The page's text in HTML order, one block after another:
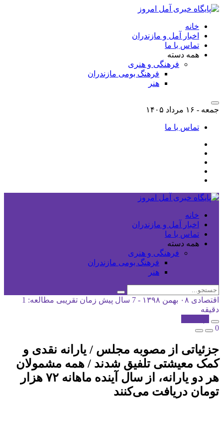
خانه
اخبار آمل و مازندران
تماس با ما
همه دسته
فرهنگی و هنری
فرهنگ بومی مازندران
هنر
جمعه - ۱۶ مرداد ۱۴۰۵
تماس با ما
خانه
اخبار آمل و مازندران
تماس با ما
همه دسته
فرهنگی و هنری
فرهنگ بومی مازندران
هنر
اقتصادی ۰۸ بهمن ۱۳۹۸ - 7 سال پیش
زمان تقریبی مطالعه: 1
دقیقه
0
جزئیاتی از مصوبه مجلس / یارانه نقدی و
کمک معیشتی تلفیق شدند / همه مشمولان
هر دو یارانه، از سال آینده ماهانه ۷۲ هزار
تومان دریافت می‌کنند